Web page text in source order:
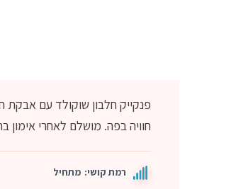
חוויה בפה. מושלם לאחרי אימון
רמת קושי: מתחיל